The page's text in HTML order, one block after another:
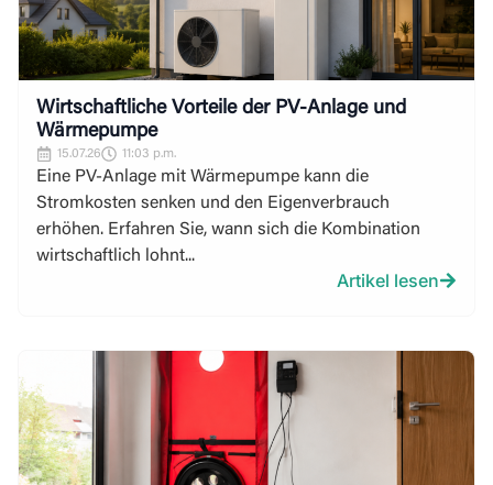
Wirtschaftliche Vorteile der PV-Anlage und
Wärmepumpe
15.07.26 11:03 p.m.
Eine PV-Anlage mit Wärmepumpe kann die
Stromkosten senken und den Eigenverbrauch
erhöhen. Erfahren Sie, wann sich die Kombination
wirtschaftlich lohnt...
Artikel lesen